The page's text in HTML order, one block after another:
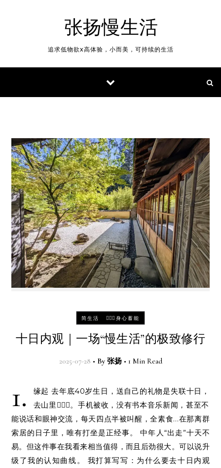
张扬慢生活
追求低物欲x高体验，小而美，可持续的生活
简生活 🧘🏻‍♀️身心蓄能
十日内观｜一场“慢生活”的极致修行
2025-07-28 • By 张扬 • 1 Min Read
1.
缘起 去年底40岁生日，送自己的礼物是失联十日，
去山里🧘🏻‍♀️。手机被收，没有书本音乐新闻，甚至不
能说话和眼神交流，每天四点半被叫醒，全素食…在那离群
索居的日子里，唯有打坐是正经事。 中年人“出走”十天不
易。但这件事在我看来相当值得，而且后劲很大。可以说升
级了我的认知曲线。 我打算写写：为什么要去十日内观